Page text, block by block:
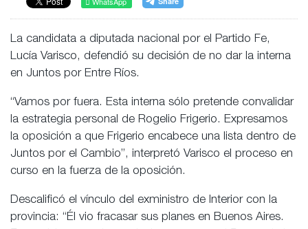
La candidata a diputada nacional por el Partido Fe,
Lucía Varisco, defendió su decisión de no dar la interna
en Juntos por Entre Ríos.
“Vamos por fuera. Esta interna sólo pretende convalidar
la estrategia personal de Rogelio Frigerio. Expresamos
la oposición a que Frigerio encabece una lista dentro de
Juntos por el Cambio”, interpretó Varisco el proceso en
curso en la fuerza de la oposición.
Descalificó el vínculo del exministro de Interior con la
provincia: “Él vio fracasar sus planes en Buenos Aires.